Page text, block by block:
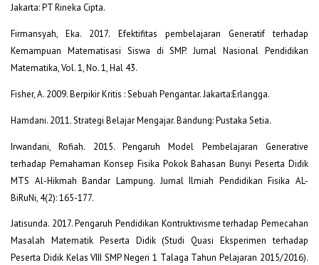
Jakarta: PT Rineka Cipta.
Firmansyah, Eka. 2017. Efektifitas pembelajaran Generatif terhadap
Kemampuan Matematisasi Siswa di SMP. Jurnal Nasional Pendidikan
Matematika, Vol. 1, No. 1, Hal 43.
Fisher, A. 2009. Berpikir Kritis : Sebuah Pengantar. Jakarta:Erlangga.
Hamdani. 2011. Strategi Belajar Mengajar. Bandung: Pustaka Setia.
Irwandani, Rofiah. 2015. Pengaruh Model Pembelajaran Generative
terhadap Pemahaman Konsep Fisika Pokok Bahasan Bunyi Peserta Didik
MTS Al-Hikmah Bandar Lampung. Jurnal Ilmiah Pendidikan Fisika AL-
BiRuNi, 4(2): 165-177.
Jatisunda. 2017. Pengaruh Pendidikan Kontruktivisme terhadap Pemecahan
Masalah Matematik Peserta Didik (Studi Quasi Eksperimen terhadap
Peserta Didik Kelas VIII SMP Negeri 1 Talaga Tahun Pelajaran 2015/2016).